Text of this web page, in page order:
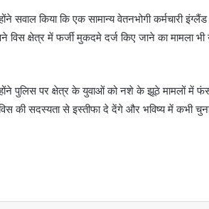
सवाल किया कि एक सामान्य वेतनभोगी कर्मचारी
विस क्षेत्र में फर्जी मुकदमे दर्ज किए जाने का मामला भी
पुलिस पर क्षेत्र के युवाओं को नशे के झूठे मामलों में
की सदस्यता से इस्तीफा दे देंगे और भविष्य में कभी